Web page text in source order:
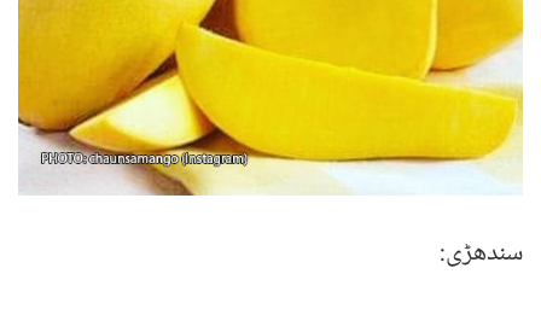
سندھڑی: